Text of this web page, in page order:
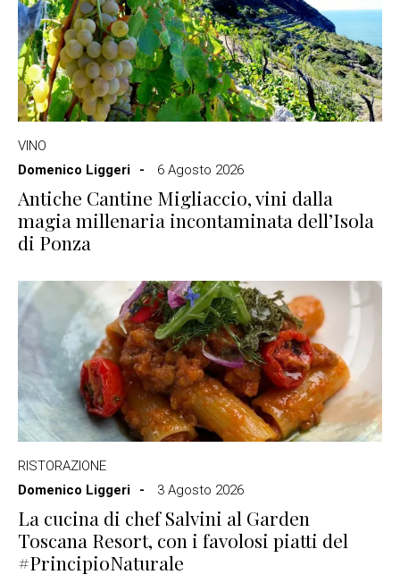
VINO
Domenico Liggeri
6 Agosto 2026
Antiche Cantine Migliaccio, vini dalla
magia millenaria incontaminata dell’Isola
di Ponza
RISTORAZIONE
Domenico Liggeri
3 Agosto 2026
La cucina di chef Salvini al Garden
Toscana Resort, con i favolosi piatti del
#PrincipioNaturale